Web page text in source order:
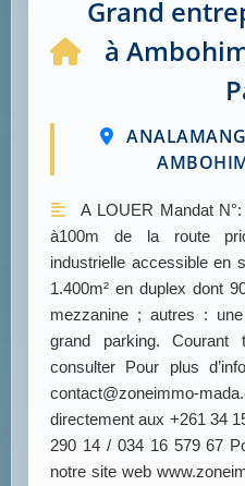
Grand
à
A LOUER Mandat
à100m de la route
industrielle accessible en
1.400m² en duplex dont
mezzanine ; autres :
grand parking. Courant
consulter Pour plus
contact@zoneimmo-
directement aux +261 34
290 14 / 034 16 579 67
notre site web